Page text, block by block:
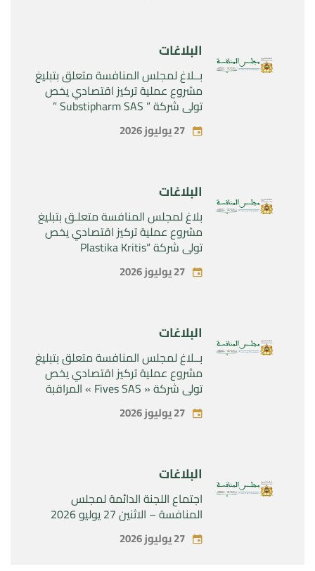
البلاغات
بــلاغ لمجلس المنافسة متعلق بتبليغ
مشروع عملية تركيز اقتصادي يخص
تولي شركة ” Substipharm SAS ”
المراقبة الحصرية للأصول والحقوق
المتعلقة بالمنتجين الصيدلانيين”
27 يوليوز 2026
البلاغات
بلاغ لمجلس المنافسة متعلـق بتبليغ
مشروع عملية تركيز اقتصادي يخص
تولي شركة “Plastika Kritis
SA”المراقبة الحصرية لشركة
“Naturplas Industrial SARL” 27 يوليوز 2026
البلاغات
بــلاغ لمجلس المنافسة متعلق بتبليغ
مشروع عملية تركيز اقتصادي يخص
تولي شركة « Fives SAS » المراقبة
SAS »27 يوليوز 2026
البلاغات
اجتماع اللجنة الدائمة لمجلس
المنافسة – الاثنين 27 يوليو 2026
27 يوليوز 2026